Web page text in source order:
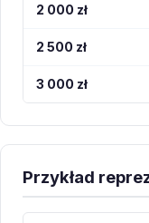
2 000 zł
2 500 zł
3 000 zł
Przykład